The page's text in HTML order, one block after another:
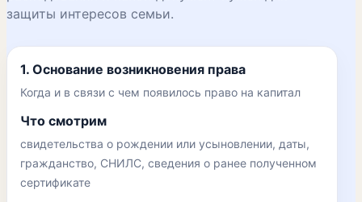
защиты интересов семьи.
1. Основание возникновения права
Когда и в связи с чем появилось право на капитал
Что смотрим
свидетельства о рождении или усыновлении, даты,
гражданство, СНИЛС, сведения о ранее полученном
сертификате